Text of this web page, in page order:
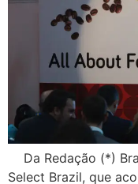
Da Redação (*)
Select Brazil, que